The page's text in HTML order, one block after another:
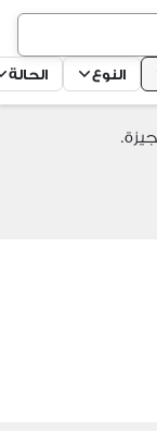
النوع الحالة